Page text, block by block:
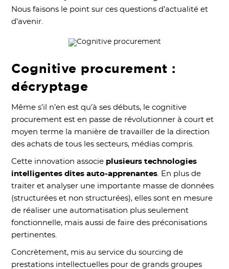
Nous faisons le point sur ces questions d’actualité et
d’avenir.
Cognitive procurement :
décryptage
Même s’il n’en est qu’à ses débuts, le cognitive
procurement est en passe de révolutionner à court et
moyen terme la manière de travailler de la direction
des achats de tous les secteurs, médias compris.
Cette innovation associe plusieurs technologies
intelligentes dites auto-apprenantes . En plus de
traiter et analyser une importante masse de données
(structurées et non structurées), elles sont en mesure
de réaliser une automatisation plus seulement
fonctionnelle, mais aussi de faire des préconisations
pertinentes.
Concrètement, mis au service du sourcing de
prestations intellectuelles pour de grands groupes